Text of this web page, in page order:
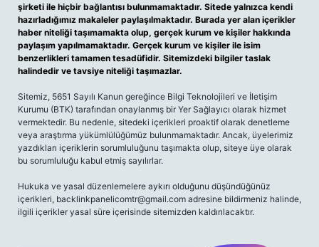
şirketi ile hiçbir bağlantısı bulunmamaktadır. Sitede yalnızca kendi
hazırladığımız makaleler paylaşılmaktadır. Burada yer alan içerikler
haber niteliği taşımamakta olup, gerçek kurum ve kişiler hakkında
paylaşım yapılmamaktadır. Gerçek kurum ve kişiler ile isim
benzerlikleri tamamen tesadüfidir. Sitemizdeki bilgiler taslak
halindedir ve tavsiye niteliği taşımazlar.
Sitemiz, 5651 Sayılı Kanun gereğince Bilgi Teknolojileri ve İletişim
Kurumu (BTK) tarafından onaylanmış bir Yer Sağlayıcı olarak hizmet
vermektedir. Bu nedenle, sitedeki içerikleri proaktif olarak denetleme
veya araştırma yükümlülüğümüz bulunmamaktadır. Ancak, üyelerimiz
yazdıkları içeriklerin sorumluluğunu taşımakta olup, siteye üye olarak
bu sorumluluğu kabul etmiş sayılırlar.
Hukuka ve yasal düzenlemelere aykırı olduğunu düşündüğünüz
içerikleri, backlinkpanelicomtr@gmail.com adresine bildirmeniz halinde,
ilgili içerikler yasal süre içerisinde sitemizden kaldırılacaktır.